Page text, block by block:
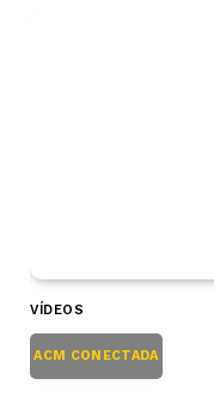
VÍDEOS
ACM CONECTADA